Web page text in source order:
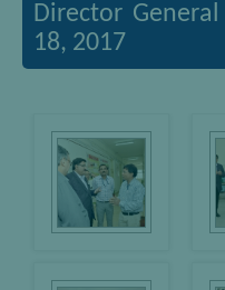
Director
18, 2017